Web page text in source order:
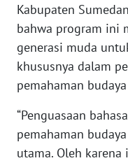
Kabupaten
bahwa program ini
generasi muda
khususnya dalam
pemahaman budaya
“Penguasaan
pemahaman
utama. Oleh
WN
NTB
WN
WN
SULBAR